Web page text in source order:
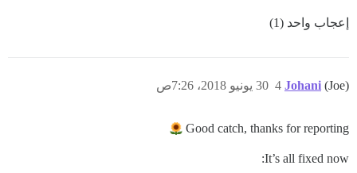
إعجاب واحد (1)
Johani (Joe) 30 يونيو 2018، 7:26ص 4
Good catch, thanks for reporting
It’s all fixed now: